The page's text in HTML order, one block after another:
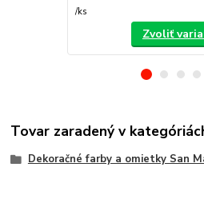
/ks
Zvoliť
Tovar zaradený v
Dekoračné farby a omietky San